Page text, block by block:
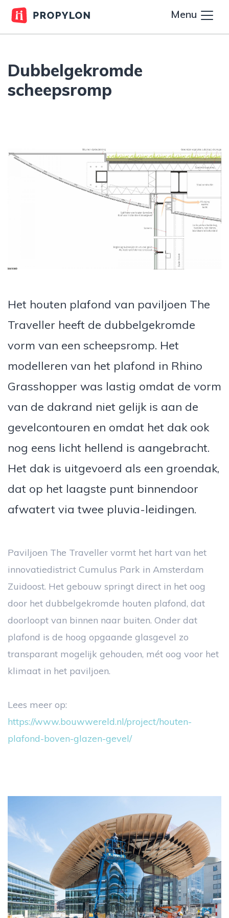
Menu
Dubbelgekromde
scheepsromp
Het houten plafond van paviljoen The
Traveller heeft de dubbelgekromde
vorm van een scheepsromp. Het
modelleren van het plafond in Rhino
Grasshopper was lastig omdat de vorm
van de dakrand niet gelijk is aan de
gevelcontouren en omdat het dak ook
nog eens licht hellend is aangebracht.
Het dak is uitgevoerd als een groendak,
dat op het laagste punt binnendoor
afwatert via twee pluvia-leidingen.
Paviljoen The Traveller vormt het hart van het
innovatiedistrict Cumulus Park in Amsterdam
Zuidoost. Het gebouw springt direct in het oog
door het dubbelgekromde houten plafond, dat
doorloopt van binnen naar buiten. Onder dat
plafond is de hoog opgaande glasgevel zo
transparant mogelijk gehouden, mét oog voor het
klimaat in het paviljoen.
Lees meer op:
https://www.bouwwereld.nl/project/houten-
plafond-boven-glazen-gevel/